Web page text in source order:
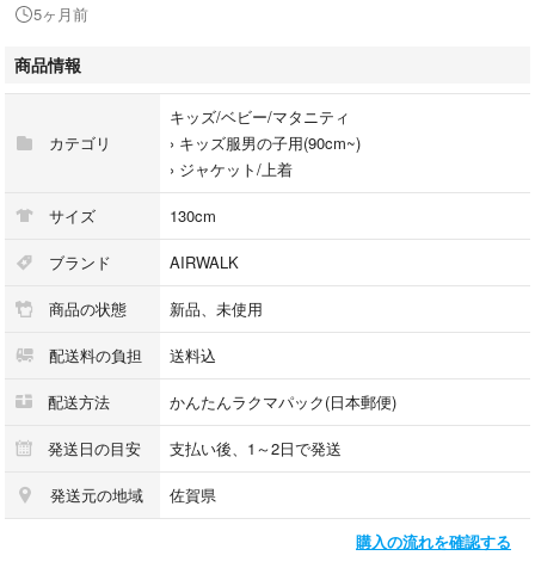
カラー...ブラック系
素材...ナイロン、裏地フリース
汚れ・破れ・臭いなど...なし
5ヶ月前
商品情報
カテゴリ
キッズ/ベビー/マタニティ
› キッズ服男の子用(90cm~)
› ジャケット/上着
サイズ 130cm
ブランド AIRWALK
商品の状態 新品、未使用
配送料の負担 送料込
配送方法 かんたんラクマパック(日本郵便)
発送日の目安 支払い後、1～2日で発送
発送元の地域 佐賀県
購入の流れを確認する